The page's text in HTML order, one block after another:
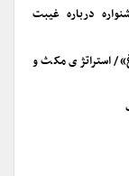
مدیر جشنواره درباره غیبت
استراتژی مکث و